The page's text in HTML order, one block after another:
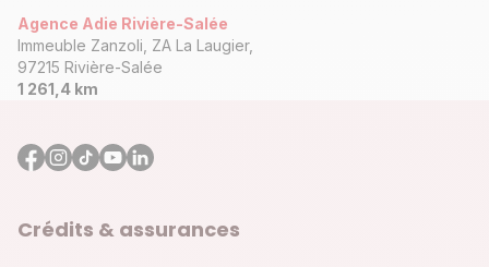
Agence Adie Rivière-Salée
Immeuble Zanzoli, ZA La Laugier,
97215 Rivière-Salée
1 261,4 km
Crédits & assurances